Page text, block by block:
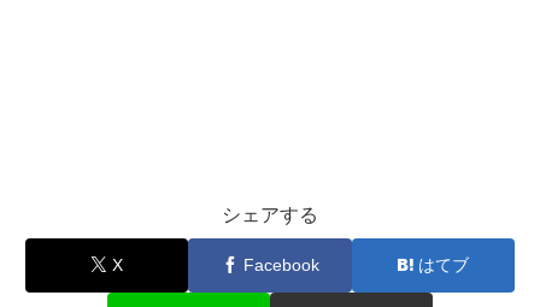
シェアする
X Facebook はてブ